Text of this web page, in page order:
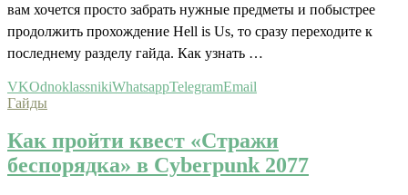
вам хочется просто забрать нужные предметы и побыстрее
продолжить прохождение Hell is Us, то сразу переходите к
последнему разделу гайда. Как узнать …
VKOdnoklassnikiWhatsappTelegramEmail
Гайды
Как пройти квест «Стражи
беспорядка» в Cyberpunk 2077